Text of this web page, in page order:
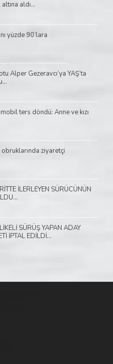
aldı...
yüzde 90’lara
Alper Gezeravcı’ya YAŞ’ta
ters döndü: Anne ve kızı
ziyaretçi
İLERLEYEN SÜRÜCÜNÜN
SÜRÜŞ YAPAN ADAY
İPTAL EDİLDİ...